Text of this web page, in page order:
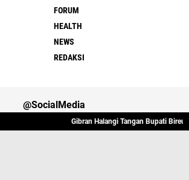
FORUM
HEALTH
NEWS
REDAKSI
@SocialMedia
Gibran Halangi Tangan Bupati Bireuen